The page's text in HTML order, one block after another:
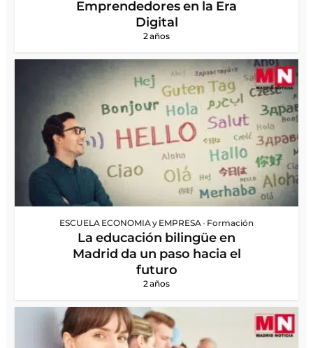
Emprendedores en la Era
Digital
2 años
ESCUELA ECONOMIA y EMPRESA • Formación
La educación bilingüe en
Madrid da un paso hacia el
futuro
2 años